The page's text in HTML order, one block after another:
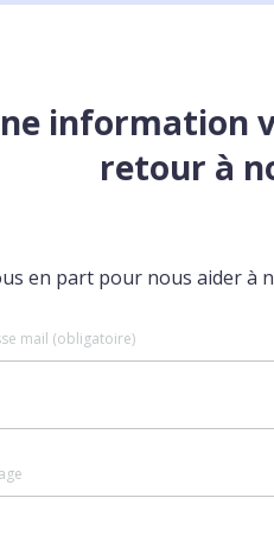
information
retour à
en part pour nous aider à
mail (obligatoire)